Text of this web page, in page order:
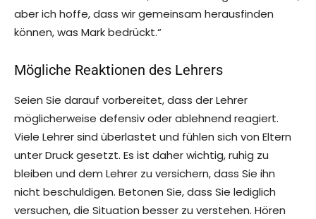
aber ich hoffe, dass wir gemeinsam herausfinden
können, was Mark bedrückt.“
Mögliche Reaktionen des Lehrers
Seien Sie darauf vorbereitet, dass der Lehrer
möglicherweise defensiv oder ablehnend reagiert.
Viele Lehrer sind überlastet und fühlen sich von Eltern
unter Druck gesetzt. Es ist daher wichtig, ruhig zu
bleiben und dem Lehrer zu versichern, dass Sie ihn
nicht beschuldigen. Betonen Sie, dass Sie lediglich
versuchen, die Situation besser zu verstehen. Hören